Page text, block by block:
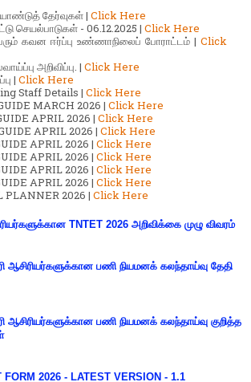
தேர்வுகள் | Click Here
செயல்பாடுகள் - 06.12.2025 | Click Here
கவன ஈர்ப்பு உண்ணாநிலைப் போராட்டம் | Click
அறிவிப்பு. | Click Here
| Click Here
Staff Details | Click Here
MARCH 2026 | Click Here
APRIL 2026 | Click Here
APRIL 2026 | Click Here
APRIL 2026 | Click Here
APRIL 2026 | Click Here
APRIL 2026 | Click Here
APRIL 2026 | Click Here
2026 | Click Here
TNTET 2026 அறிவிக்கை முழு விவரம்
ஆசிரியர்களுக்கான பணி நியமனக் கலந்தாய்வு தேதி
ஆசிரியர்களுக்கான பணி நியமனக் கலந்தாய்வு குறித்த
FORM 2026 - LATEST VERSION - 1.1